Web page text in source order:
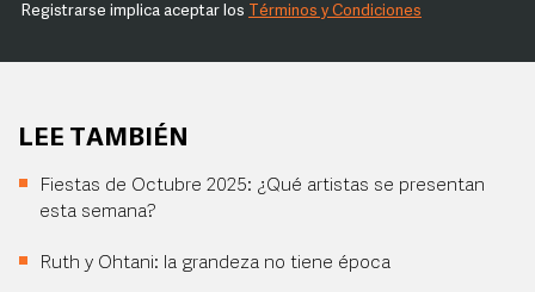
Registrarse implica aceptar los Términos y Condiciones
LEE TAMBIÉN
Fiestas de Octubre 2025: ¿Qué artistas se presentan
esta semana?
Ruth y Ohtani: la grandeza no tiene época